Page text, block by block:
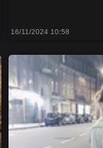
16/11/2024 10:58